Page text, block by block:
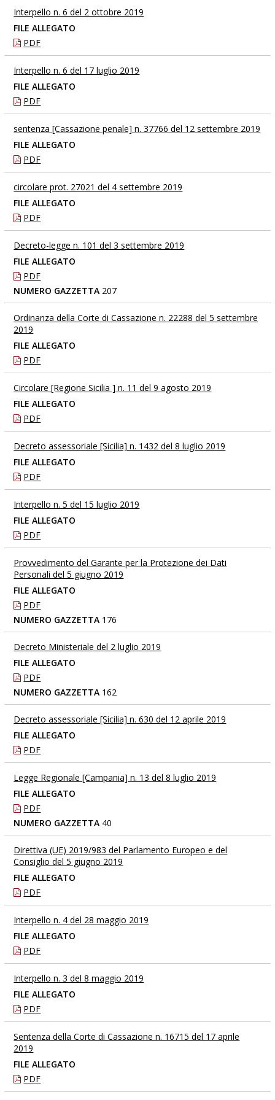
Interpello n. 6 del 2 ottobre 2019
FILE ALLEGATO
PDF
Interpello n. 6 del 17 luglio 2019
FILE ALLEGATO
PDF
sentenza [Cassazione penale] n. 37766 del 12 settembre 2019
FILE ALLEGATO
PDF
circolare prot. 27021 del 4 settembre 2019
FILE ALLEGATO
PDF
Decreto-legge n. 101 del 3 settembre 2019
FILE ALLEGATO
PDF
NUMERO GAZZETTA 207
Ordinanza della Corte di Cassazione n. 22288 del 5 settembre
2019
FILE ALLEGATO
PDF
Circolare [Regione Sicilia ] n. 11 del 9 agosto 2019
FILE ALLEGATO
PDF
Decreto assessoriale [Sicilia] n. 1432 del 8 luglio 2019
FILE ALLEGATO
PDF
Interpello n. 5 del 15 luglio 2019
FILE ALLEGATO
PDF
Provvedimento del Garante per la Protezione dei Dati
Personali del 5 giugno 2019
FILE ALLEGATO
PDF
NUMERO GAZZETTA 176
Decreto Ministeriale del 2 luglio 2019
FILE ALLEGATO
PDF
NUMERO GAZZETTA 162
Decreto assessoriale [Sicilia] n. 630 del 12 aprile 2019
FILE ALLEGATO
PDF
Legge Regionale [Campania] n. 13 del 8 luglio 2019
FILE ALLEGATO
PDF
NUMERO GAZZETTA 40
Direttiva (UE) 2019/983 del Parlamento Europeo e del
Consiglio del 5 giugno 2019
FILE ALLEGATO
PDF
Interpello n. 4 del 28 maggio 2019
FILE ALLEGATO
PDF
Interpello n. 3 del 8 maggio 2019
FILE ALLEGATO
PDF
Sentenza della Corte di Cassazione n. 16715 del 17 aprile
2019
FILE ALLEGATO
PDF